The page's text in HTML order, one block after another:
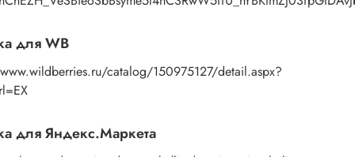
для WB
catalog/150975127/detail.aspx?
для Яндекс.Маркета